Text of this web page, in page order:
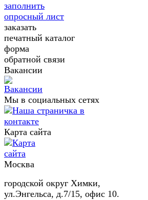
заполнить
опросный лист
заказать
печатный каталог
форма
обратной связи
Вакансии
Мы в социальных сетях
Карта сайта
Москва
городской округ Химки,
ул.Энгельса, д.7/15, офис 10.